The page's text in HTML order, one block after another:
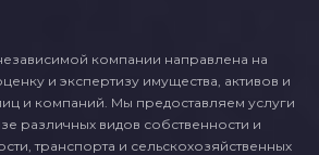
компании направлена на
и экспертизу имущества, активов и
и компаний. Мы предоставляем услуги
различных видов собственности и
транспорта и сельскохозяйственных